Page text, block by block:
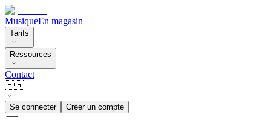
MusiqueEn magasin
Tarifs
Ressources
Contact
🇫🇷
Se connecter Créer un compte